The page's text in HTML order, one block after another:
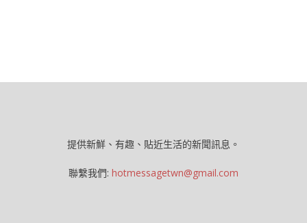
提供新鮮、有趣、貼近生活的新聞訊息。
聯繫我們: hotmessagetwn@gmail.com